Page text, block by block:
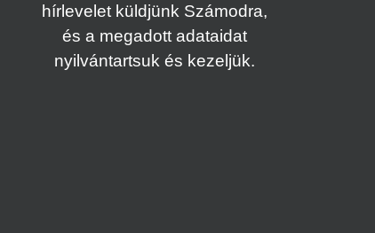
hírlevelet küldjünk Számodra,
és a megadott adataidat
nyilvántartsuk és kezeljük.